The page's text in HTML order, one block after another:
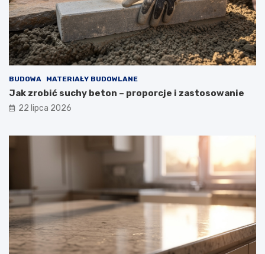
BUDOWA MATERIAŁY BUDOWLANE
Jak zrobić suchy beton – proporcje i zastosowanie
22 lipca 2026